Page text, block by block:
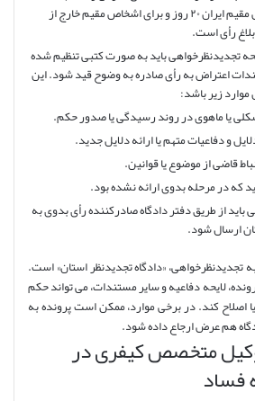
(بدوی)، برای اشخاص مقیم ایران ۲۰ روز و برای اشخاص مقیم خارج از
رأی است.
تجدیدنظرخواهی باید به صورت کتبی تنظیم شده
اعتراض به رأی صادره به وضوح قید شود. این
زیر باشد:
یا ماهوی در روند رسیدگی یا صدور حکم.
و دفاعیات متهم یا ارائه دلایل جدید.
قاضی از موضوع یا قوانین.
که در مرحله بدوی ارائه نشده بود.
باید از طریق دفتر دادگاه صادرکننده رأی بدوی به
ارسال شود.
تجدیدنظرخواهی، «دادگاه تجدیدنظر استان» است.
لایحه دفاعیه و سایر مستندات، می تواند حکم
اصلاح کند. در برخی موارد، ممکن است پرونده به
هم عرض ارجاع داده شود.
متخصص کیفری در
فساد